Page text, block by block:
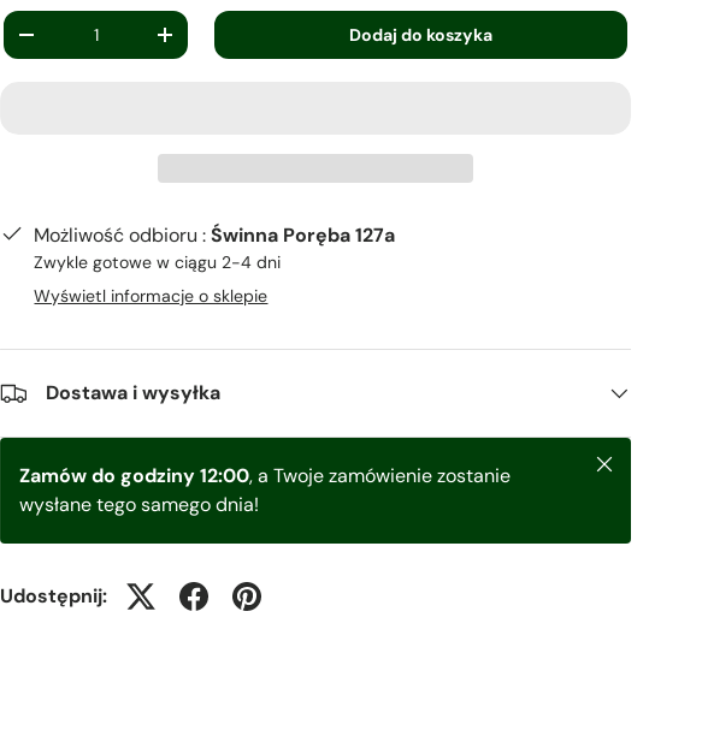
Ilość
-
+ Dodaj do koszyka
Możliwość odbioru :Świnna Poręba 127a
Zwykle gotowe w ciągu 2-4 dni
Wyświetl informacje o sklepie
Dostawa i wysyłka
Zamów do godziny 12:00, a Twoje zamówienie zostanie
wysłane tego samego dnia!
Zamknij
Udostępnij: